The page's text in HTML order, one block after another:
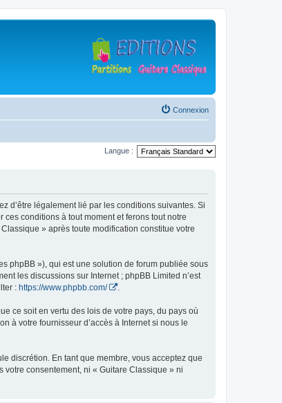
Connexion
Langue :
d’être légalement lié par les conditions suivantes. Si
ces conditions à tout moment et ferons tout notre
» après toute modification constitue votre
phpBB »), qui est une solution de forum publiée sous
les discussions sur Internet ; phpBB Limited n’est
: https://www.phpbb.com/ .
ce soit en vertu des lois de votre pays, du pays où
à votre fournisseur d’accès à Internet si nous le
discrétion. En tant que membre, vous acceptez que
consentement, ni « Guitare Classique » ni